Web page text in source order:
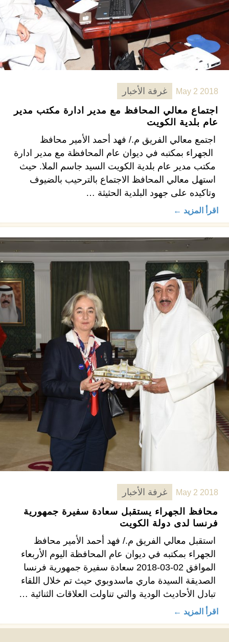
May 2 2018
غرفة الأخبار
اجتماع معالي المحافظ مع مدير ادارة مكتب مدير
عام بلدية الكويت
اجتمع معالي الفريق م./ فهد أحمد الأمير محافظ
الجهراء بمكتبه في ديوان عام المحافظة مع مدير ادارة
مكتب مدير عام بلدية الكويت السيد جاسم الملا. حيث
استهل معالي المحافظ الاجتماع بالترحيب بالضيوف
وتاكيده على جهود البلدية الحثيثة …
اقرأ المزيد ←
May 2 2018
غرفة الأخبار
محافظ الجهراء يستقبل سعادة سفيرة جمهورية
فرنسا لدى دولة الكويت
استقبل معالي الفريق م./ فهد أحمد الأمير محافظ
الجهراء بمكتبه في ديوان عام المحافظة اليوم الأربعاء
الموافق 02-03-2018 سعادة سفيرة جمهورية فرنسا
الصديقة السيدة ماري ماسدوبوي حيث تم خلال اللقاء
تبادل الأحاديث الودية والتي تناولت العلاقات الثنائية …
اقرأ المزيد ←